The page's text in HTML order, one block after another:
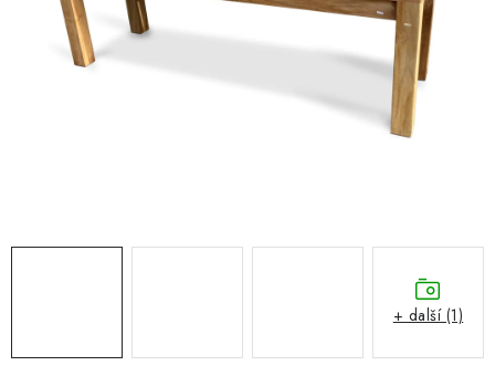
DOPLŇKY
PERGOLY
NOVINKY
+ další (1)